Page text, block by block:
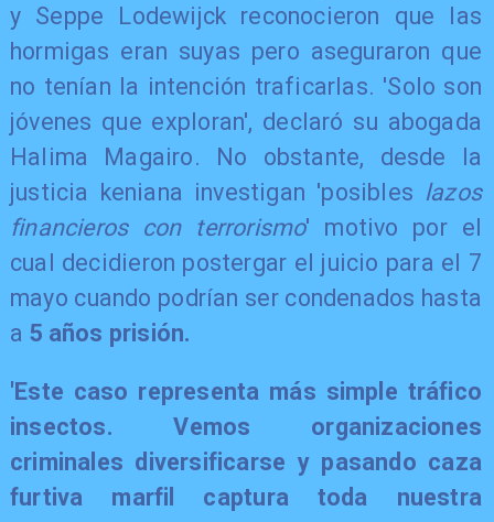
y Seppe Lodewijck reconocieron que las
hormigas eran suyas pero aseguraron que
no tenían la intención traficarlas. 'Solo son
jóvenes que exploran', declaró su abogada
Halima Magairo. No obstante, desde la
justicia keniana investigan 'posibles lazos
financieros con terrorismo' motivo por el
cual decidieron postergar el juicio para el 7
mayo cuando podrían ser condenados hasta
a 5 años prisión.
'Este caso representa más simple tráfico
insectos. Vemos organizaciones
criminales diversificarse y pasando caza
furtiva marfil captura toda nuestra